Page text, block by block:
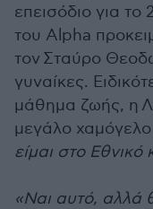
επεισόδιο για
του Alpha
τον Σταύρο
γυναίκες.
μάθημα ζωής, η
μεγάλο
είμαι στο Εθνικό
«Ναι αυτό, αλλά